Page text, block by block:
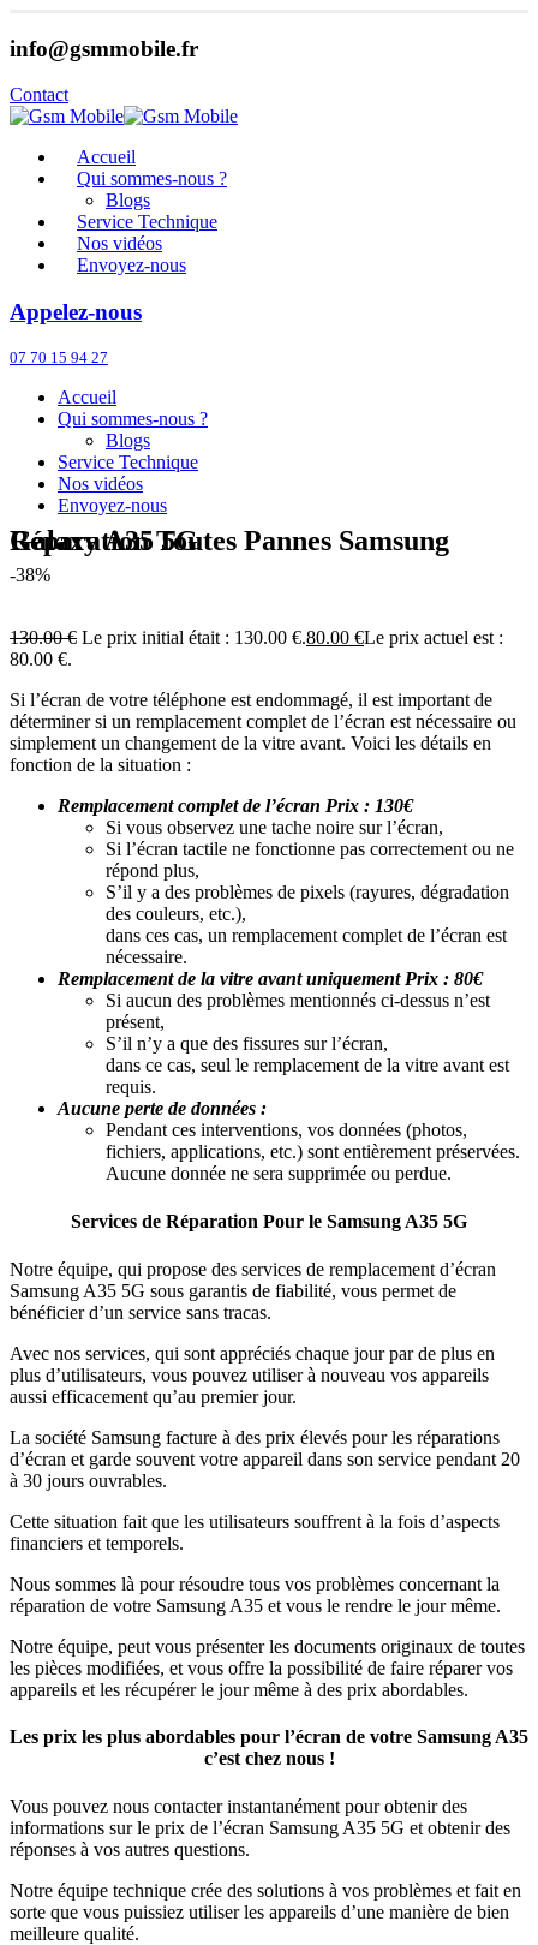
info@gsmmobile.fr
Contact
Accueil
Qui sommes-nous ?
Blogs
Service Technique
Nos vidéos
Envoyez-nous
Appelez-nous
07 70 15 94 27
Accueil
Qui sommes-nous ?
Blogs
Service Technique
Nos vidéos
Envoyez-nous
Réparation Toutes Pannes Samsung Galaxy A35 5G
-38%
130.00€ Le prix initial était : 130.00 €.80.00 €Le prix actuel est :
80.00 €.
Si l’écran de votre téléphone est endommagé, il est important de
déterminer si un remplacement complet de l’écran est nécessaire ou
simplement un changement de la vitre avant. Voici les détails en
fonction de la situation :
Remplacement complet de l’écran Prix : 130€
Si vous observez une tache noire sur l’écran,
Si l’écran tactile ne fonctionne pas correctement ou ne
répond plus,
S’il y a des problèmes de pixels (rayures, dégradation
des couleurs, etc.),
dans ces cas, un remplacement complet de l’écran est
nécessaire.
Remplacement de la vitre avant uniquement Prix : 80€
Si aucun des problèmes mentionnés ci-dessus n’est
présent,
S’il n’y a que des fissures sur l’écran,
dans ce cas, seul le remplacement de la vitre avant est
requis.
Aucune perte de données :
Pendant ces interventions, vos données (photos,
fichiers, applications, etc.) sont entièrement préservées.
Aucune donnée ne sera supprimée ou perdue.
Services de Réparation Pour le Samsung A35 5G
Notre équipe, qui propose des services de remplacement d’écran
Samsung A35 5G sous garantis de fiabilité, vous permet de
bénéficier d’un service sans tracas.
Avec nos services, qui sont appréciés chaque jour par de plus en
plus d’utilisateurs, vous pouvez utiliser à nouveau vos appareils
aussi efficacement qu’au premier jour.
La société Samsung facture à des prix élevés pour les réparations
d’écran et garde souvent votre appareil dans son service pendant 20
à 30 jours ouvrables.
Cette situation fait que les utilisateurs souffrent à la fois d’aspects
financiers et temporels.
Nous sommes là pour résoudre tous vos problèmes concernant la
réparation de votre Samsung A35 et vous le rendre le jour même.
Notre équipe, peut vous présenter les documents originaux de toutes
les pièces modifiées, et vous offre la possibilité de faire réparer vos
appareils et les récupérer le jour même à des prix abordables.
Les prix les plus abordables pour l’écran de votre Samsung A35
c’est chez nous !
Vous pouvez nous contacter instantanément pour obtenir des
informations sur le prix de l’écran Samsung A35 5G et obtenir des
réponses à vos autres questions.
Notre équipe technique crée des solutions à vos problèmes et fait en
sorte que vous puissiez utiliser les appareils d’une manière de bien
meilleure qualité.